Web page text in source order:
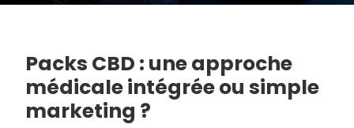
Packs CBD : une approche
médicale intégrée ou simple
marketing ?